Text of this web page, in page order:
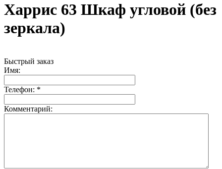
Харрис 63 Шкаф угловой (без
зеркала)
Быстрый заказ
Имя:
Телефон: *
Комментарий: